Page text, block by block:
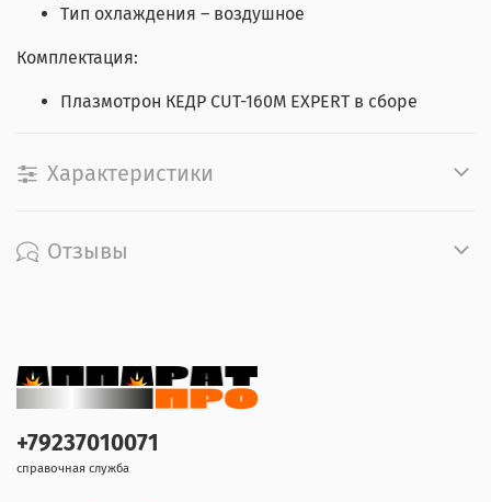
Тип охлаждения – воздушное
Комплектация:
Плазмотрон КЕДР CUT-160M EXPERT в сборе
Характеристики
Отзывы
+79237010071
справочная служба